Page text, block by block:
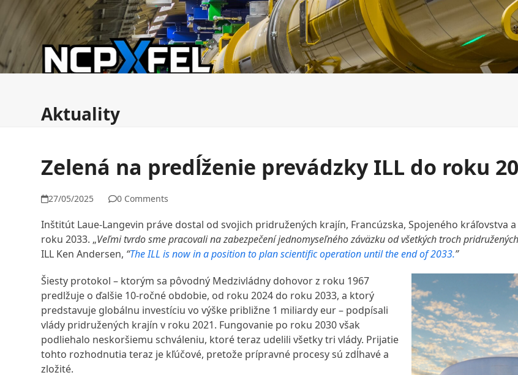
Aktuality
Zelená na predĺženie prevádzky ILL do roku
27/05/2025 0 Comments
Inštitút Laue-Langevin práve dostal od svojich pridružených krajín, Francúzska, Spojeného kráľovstva
roku 2033. „Veľmi tvrdo sme pracovali na zabezpečení jednomyseľného záväzku od všetkých troch
ILL Ken Andersen, “The ILL is now in a position to plan scientific operation until the end of 2033.”
Šiesty protokol – ktorým sa pôvodný Medzivládny dohovor z roku 1967
predlžuje o ďalšie 10-ročné obdobie, od roku 2024 do roku 2033, a ktorý
predstavuje globálnu investíciu vo výške približne 1 miliardy eur – podpísali
vlády pridružených krajín v roku 2021. Fungovanie po roku 2030 však
podliehalo neskoršiemu schváleniu, ktoré teraz udelili všetky tri vlády. Prijatie
tohto rozhodnutia teraz je kľúčové, pretože prípravné procesy sú zdĺhavé a
zložité.